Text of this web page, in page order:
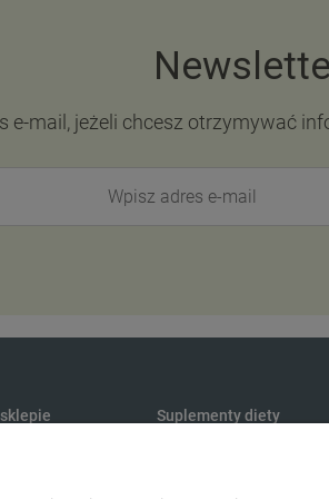
e-mail, jeżeli chcesz otrzymywać
Suplementy diety